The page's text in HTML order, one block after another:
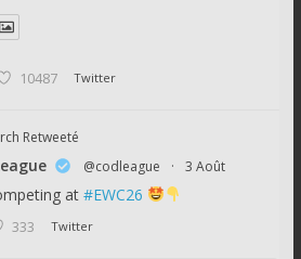
10487 Twitter
Retweeté
@codleague · 3 Août
at #EWC26
333 Twitter